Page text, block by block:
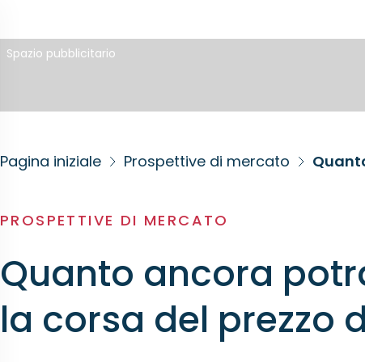
Spazio pubblicitario
Pagina iniziale Prospettive di mercato
PROSPETTIVE DI MERCATO
Quanto ancora
la corsa del prezzo